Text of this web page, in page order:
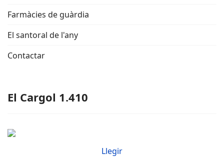
Farmàcies de guàrdia
El santoral de l'any
Contactar
El Cargol 1.410
Llegir